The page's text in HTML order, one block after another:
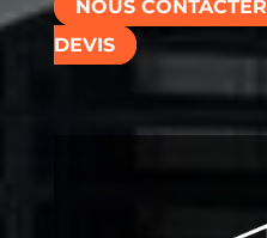
NOUS CONTACTER
DEVIS